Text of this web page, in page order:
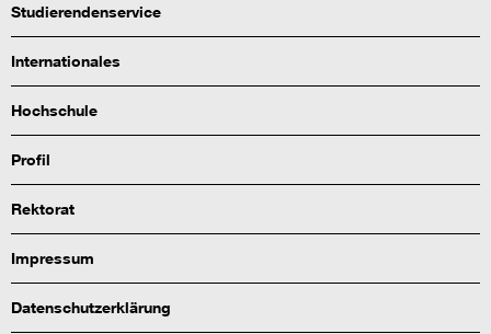
Studierendenservice
Internationales
Hochschule
Profil
Rektorat
Impressum
Datenschutzerklärung